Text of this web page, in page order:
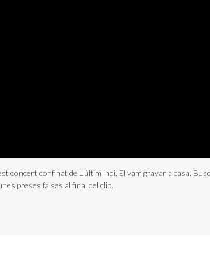
concert confinat de L’últim indi. El vam gravar a casa.
preses falses al final del clip.